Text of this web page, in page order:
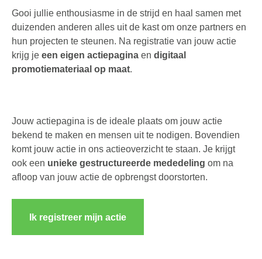
Gooi jullie enthousiasme in de strijd en haal samen met
duizenden anderen alles uit de kast om onze partners en
hun projecten te steunen. Na registratie van jouw actie
krijg je een eigen actiepagina en digitaal
promotiemateriaal op maat.
Jouw actiepagina is de ideale plaats om jouw actie
bekend te maken en mensen uit te nodigen. Bovendien
komt jouw actie in ons actieoverzicht te staan. Je krijgt
ook een unieke gestructureerde mededeling om na
afloop van jouw actie de opbrengst doorstorten.
Ik registreer mijn actie